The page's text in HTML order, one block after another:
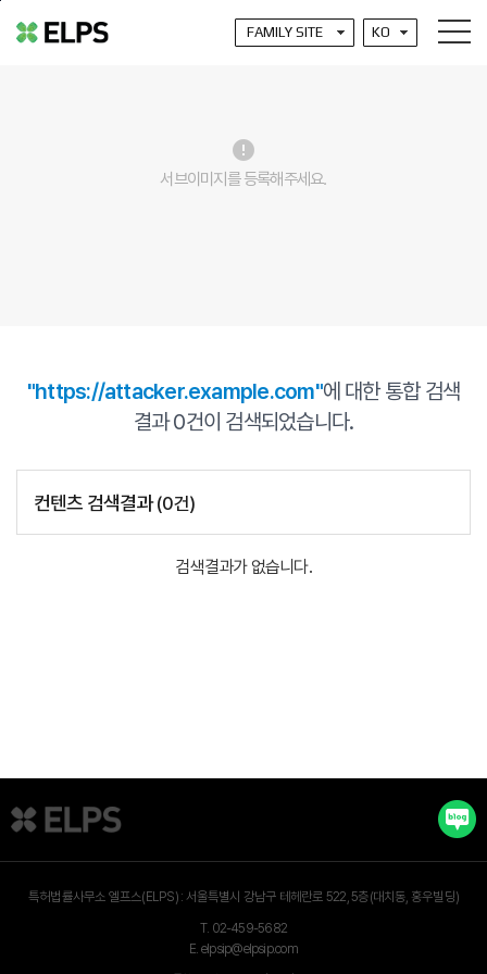
error
서브이미지를 등록해주세요.
"https://attacker.example.com"에 대한 통합 검색
결과0건이 검색되었습니다.
컨텐츠 검색결과(0건)
검색결과가 없습니다.
특허법률사무소 엘프스(ELPS) : 서울특별시 강남구 테헤란로 522, 5층(대치동, 홍우빌딩)
T. 02-459-5682
E. elpsip@elpsip.com